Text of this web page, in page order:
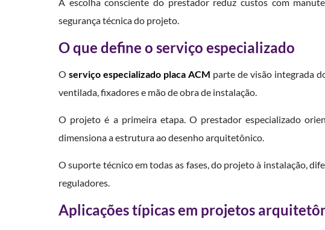
segurança técnica do projeto.
O que define o serviço especializado
Oserviço especializado placa ACM parte de visão integrada
ventilada, fixadores e mão de obra de instalação.
O projeto é a primeira etapa. O prestador especializado
dimensiona a estrutura ao desenho arquitetônico.
O suporte técnico em todas as fases, do projeto à instalação,
reguladores.
Aplicações típicas em projetos